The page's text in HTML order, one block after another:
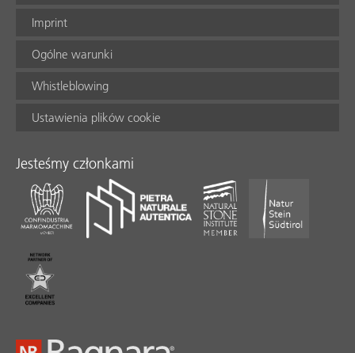
Imprint
Ogólne warunki
Whistleblowing
Ustawienia plików cookie
Jesteśmy członkami